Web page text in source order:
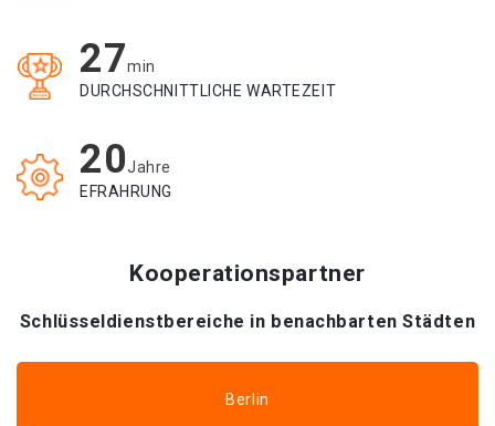
27min
DURCHSCHNITTLICHE WARTEZEIT
20Jahre
EFRAHRUNG
Kooperationspartner
Schlüsseldienstbereiche in benachbarten Städten
Berlin